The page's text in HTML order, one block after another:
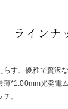
ラインナ
らす、優雅で贅沢
薄*1.00mm光発電
。